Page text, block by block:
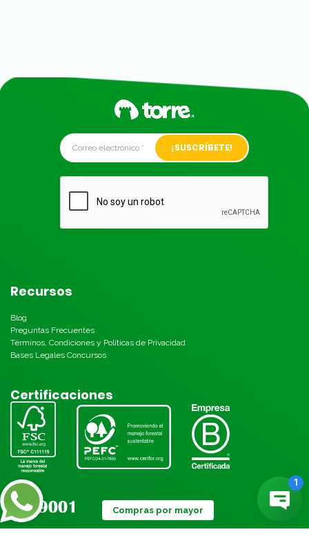
Alternative:
Recursos
Blog
Preguntas Frecuentes
Términos, Condiciones y Políticas de Privacidad
Bases Legales Concursos
Certificaciones
Compras por mayor